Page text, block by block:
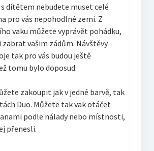
dítětem nebudete muset celé
pro vás nepohodlné zemi. Z
vaku můžete vyprávět pohádku,
vašim zádům. Návštěvy
tak pro vás budou ještě
tomu bylo doposud.
zakoupit jak v jedné barvě, tak
Duo. Můžete tak vak otáčet
podle nálady nebo místnosti,
přenesli.